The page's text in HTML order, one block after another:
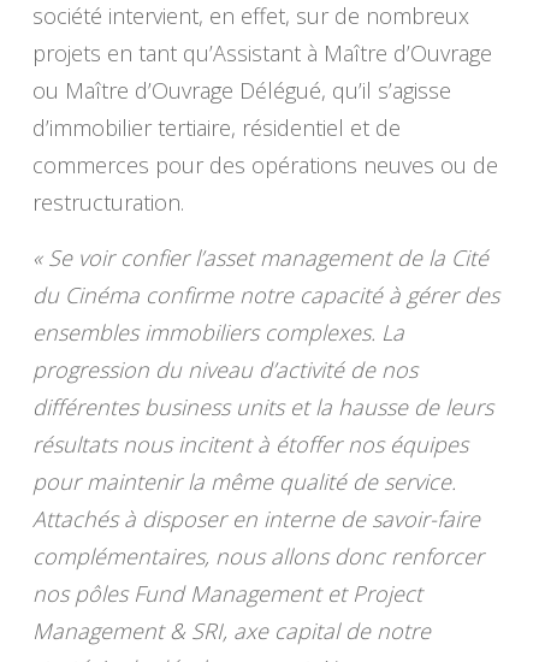
société intervient, en effet, sur de nombreux
projets en tant qu’Assistant à Maître d’Ouvrage
ou Maître d’Ouvrage Délégué, qu’il s’agisse
d’immobilier tertiaire, résidentiel et de
commerces pour des opérations neuves ou de
restructuration.
« Se voir confier l’asset management de la Cité
du Cinéma confirme notre capacité à gérer des
ensembles immobiliers complexes. La
progression du niveau d’activité de nos
différentes business units et la hausse de leurs
résultats nous incitent à étoffer nos équipes
pour maintenir la même qualité de service.
Attachés à disposer en interne de savoir-faire
complémentaires, nous allons donc renforcer
nos pôles Fund Management et Project
Management & SRI, axe capital de notre